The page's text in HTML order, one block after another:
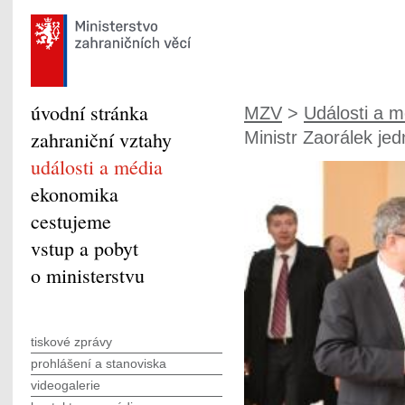
MZV > Události a
Ministr Zaorálek
úvodní stránka
zahraniční vztahy
události a média
ekonomika
cestujeme
vstup a pobyt
o ministerstvu
tiskové zprávy
prohlášení a stanoviska
videogalerie